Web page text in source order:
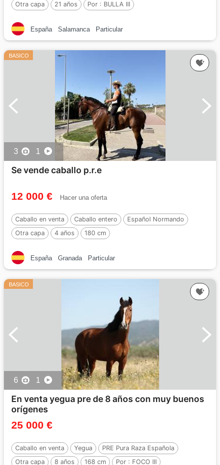
Otra capa
21 años Por : BULLA III
España Salamanca Particular
BASICO
3 1
Se vende caballo p.r.e
12 000 € Hacer una oferta
Caballo en venta Caballo entero
Español Normando
Otra capa
4 años 180 cm
España Granada Particular
BASICO
6 1
En venta yegua pre de 8 años con muy buenos
orígenes
25 000 €
Caballo en venta Yegua
PRE Pura Raza Española
Otra capa
8 años 168 cm Por : FOCO III